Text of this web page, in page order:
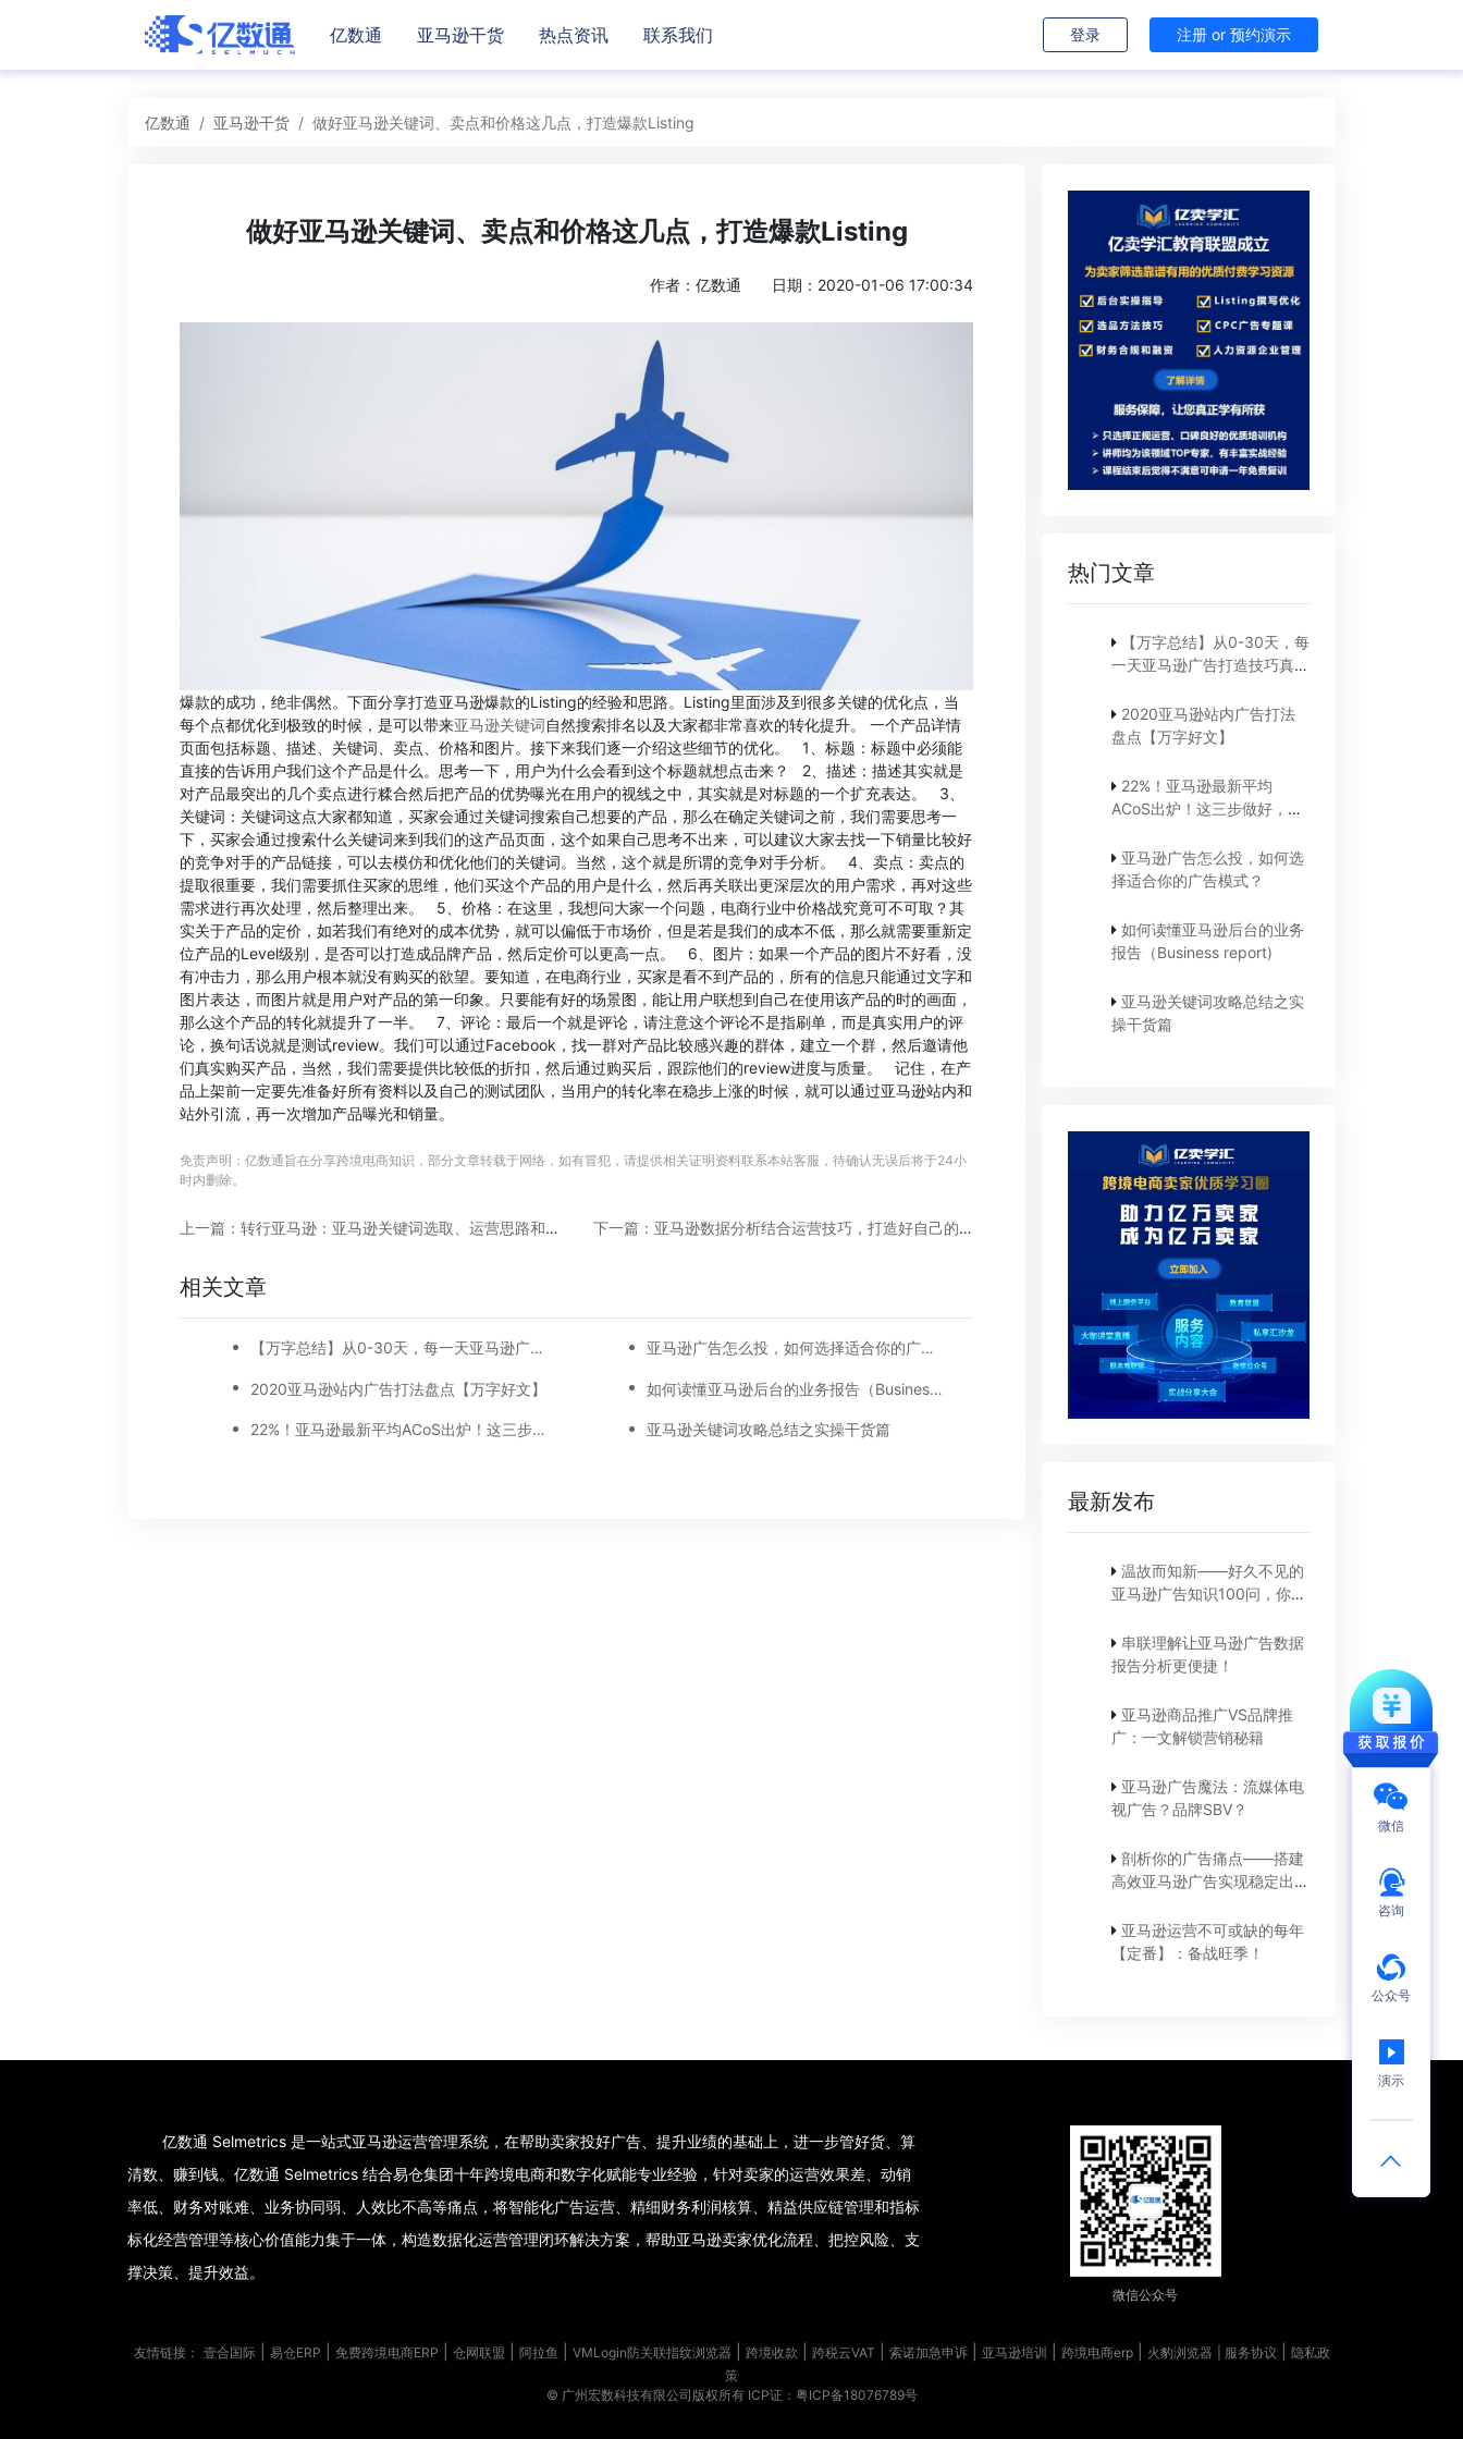
亿数通 亚马逊干货 热点资讯 联系我们 登录 注册 or 预约演示
亿数通 亚马逊干货 做好亚马逊关键词、卖点和价格这几点，打造爆款Listing
做好亚马逊关键词、卖点和价格这几点，打造爆款Listing
作者：亿数通 日期：2020-01-06 17:00:34
爆款的成功，绝非偶然。下面分享打造亚马逊爆款的Listing的经验和思路。Listing里面涉及到很多关键的优化点，当
每个点都优化到极致的时候，是可以带来亚马逊关键词自然搜索排名以及大家都非常喜欢的转化提升。 一个产品详情
页面包括标题、描述、关键词、卖点、价格和图片。接下来我们逐一介绍这些细节的优化。 1、标题：标题中必须能
直接的告诉用户我们这个产品是什么。思考一下，用户为什么会看到这个标题就想点击来？ 2、描述：描述其实就是
对产品最突出的几个卖点进行糅合然后把产品的优势曝光在用户的视线之中，其实就是对标题的一个扩充表达。 3、
关键词：关键词这点大家都知道，买家会通过关键词搜索自己想要的产品，那么在确定关键词之前，我们需要思考一
下，买家会通过搜索什么关键词来到我们的这产品页面，这个如果自己思考不出来，可以建议大家去找一下销量比较好
的竞争对手的产品链接，可以去模仿和优化他们的关键词。当然，这个就是所谓的竞争对手分析。 4、卖点：卖点的
提取很重要，我们需要抓住买家的思维，他们买这个产品的用户是什么，然后再关联出更深层次的用户需求，再对这些
需求进行再次处理，然后整理出来。 5、价格：在这里，我想问大家一个问题，电商行业中价格战究竟可不可取？其
实关于产品的定价，如若我们有绝对的成本优势，就可以偏低于市场价，但是若是我们的成本不低，那么就需要重新定
位产品的Level级别，是否可以打造成品牌产品，然后定价可以更高一点。 6、图片：如果一个产品的图片不好看，没
有冲击力，那么用户根本就没有购买的欲望。要知道，在电商行业，买家是看不到产品的，所有的信息只能通过文字和
图片表达，而图片就是用户对产品的第一印象。只要能有好的场景图，能让用户联想到自己在使用该产品的时的画面，
那么这个产品的转化就提升了一半。 7、评论：最后一个就是评论，请注意这个评论不是指刷单，而是真实用户的评
论，换句话说就是测试review。我们可以通过Facebook，找一群对产品比较感兴趣的群体，建立一个群，然后邀请他
们真实购买产品，当然，我们需要提供比较低的折扣，然后通过购买后，跟踪他们的review进度与质量。 记住，在产
品上架前一定要先准备好所有资料以及自己的测试团队，当用户的转化率在稳步上涨的时候，就可以通过亚马逊站内和
站外引流，再一次增加产品曝光和销量。
免责声明：亿数通旨在分享跨境电商知识，部分文章转载于网络，如有冒犯，请提供相关证明资料联系本站客服，待确认无误后将于24小
时内删除。
上一篇：转行亚马逊：亚马逊关键词选取、运营思路和政策这些你要知道 下一篇：亚马逊数据分析结合运营技巧，打造好自己的品牌
相关文章
【万字总结】从0-30天，每一天亚马逊广告打造技巧真实案例细节分享
2020亚马逊站内广告打法盘点【万字好文】
22%！亚马逊最新平均ACoS出炉！这三步做好，ACoS优化差不了！
亚马逊广告怎么投，如何选择适合你的广告模式？
如何读懂亚马逊后台的业务报告（Business report)
亚马逊关键词攻略总结之实操干货篇
热门文章
【万字总结】从0-30天，每
一天亚马逊广告打造技巧真实
2020亚马逊站内广告打法
盘点【万字好文】
22%！亚马逊最新平均
ACoS出炉！这三步做好，
亚马逊广告怎么投，如何选
择适合你的广告模式？
如何读懂亚马逊后台的业务
报告（Business report)
亚马逊关键词攻略总结之实
操干货篇
最新发布
温故而知新——好久不见的
亚马逊广告知识100问，你还
串联理解让亚马逊广告数据
报告分析更便捷！
亚马逊商品推广VS品牌推
广：一文解锁营销秘籍
亚马逊广告魔法：流媒体电
视广告？品牌SBV？
剖析你的广告痛点——搭建
高效亚马逊广告实现稳定出
亚马逊运营不可或缺的每年
【定番】：备战旺季！
亿数通 Selmetrics 是一站式亚马逊运营管理系统，在帮助卖家投好广告、提升业绩的基础上，进一步管好货、算
清数、赚到钱。亿数通 Selmetrics 结合易仓集团十年跨境电商和数字化赋能专业经验，针对卖家的运营效果差、动销
率低、财务对账难、业务协同弱、人效比不高等痛点，将智能化广告运营、精细财务利润核算、精益供应链管理和指标
标化经营管理等核心价值能力集于一体，构造数据化运营管理闭环解决方案，帮助亚马逊卖家优化流程、把控风险、支
撑决策、提升效益。
微信公众号
友情链接： 壹合国际| 易仓ERP 免费跨境电商ERP 仓网联盟 阿拉鱼 VMLogin防关联指纹浏览器 跨境收款 跨税云VAT 索诺加急申诉| 亚马逊培训 跨境电商erp| 火豹浏览器 | 服务协议
隐私政
策
© 广州宏数科技有限公司版权所有 ICP证：粤ICP备18076789号
微信
咨询
公众号
演示